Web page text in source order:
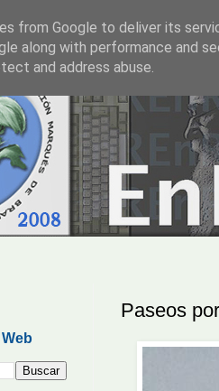
Paseos
from Google to deliver its
along with performance and
and address abuse.